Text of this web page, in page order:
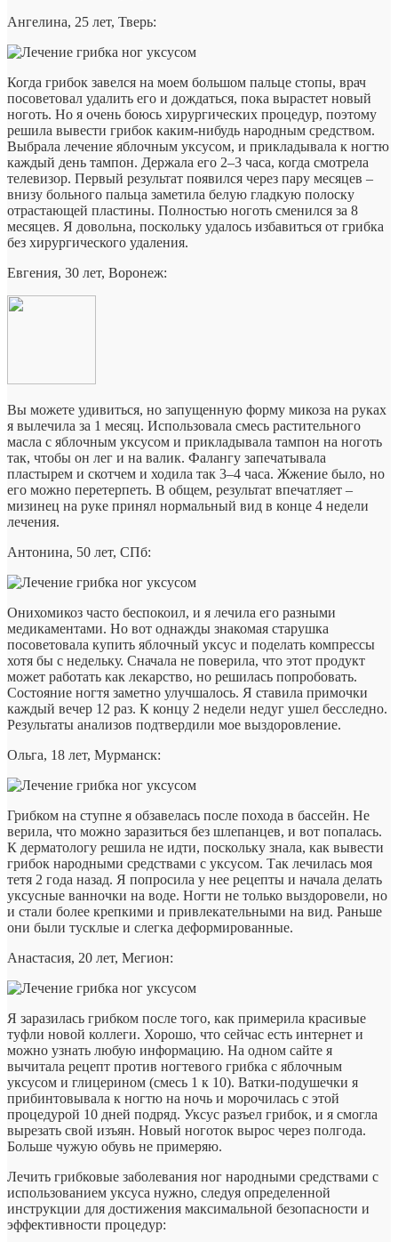
Ангелина, 25 лет, Тверь:
Когда грибок завелся на моем большом пальце стопы, врач
посоветовал удалить его и дождаться, пока вырастет новый
ноготь. Но я очень боюсь хирургических процедур, поэтому
решила вывести грибок каким-нибудь народным средством.
Выбрала лечение яблочным уксусом, и прикладывала к ногтю
каждый день тампон. Держала его 2–3 часа, когда смотрела
телевизор. Первый результат появился через пару месяцев –
внизу больного пальца заметила белую гладкую полоску
отрастающей пластины. Полностью ноготь сменился за 8
месяцев. Я довольна, поскольку удалось избавиться от грибка
без хирургического удаления.
Евгения, 30 лет, Воронеж:
Вы можете удивиться, но запущенную форму микоза на руках
я вылечила за 1 месяц. Использовала смесь растительного
масла с яблочным уксусом и прикладывала тампон на ноготь
так, чтобы он лег и на валик. Фалангу запечатывала
пластырем и скотчем и ходила так 3–4 часа. Жжение было, но
его можно перетерпеть. В общем, результат впечатляет –
мизинец на руке принял нормальный вид в конце 4 недели
лечения.
Антонина, 50 лет, СПб:
Онихомикоз часто беспокоил, и я лечила его разными
медикаментами. Но вот однажды знакомая старушка
посоветовала купить яблочный уксус и поделать компрессы
хотя бы с недельку. Сначала не поверила, что этот продукт
может работать как лекарство, но решилась попробовать.
Состояние ногтя заметно улучшалось. Я ставила примочки
каждый вечер 12 раз. К концу 2 недели недуг ушел бесследно.
Результаты анализов подтвердили мое выздоровление.
Ольга, 18 лет, Мурманск:
Грибком на ступне я обзавелась после похода в бассейн. Не
верила, что можно заразиться без шлепанцев, и вот попалась.
К дерматологу решила не идти, поскольку знала, как вывести
грибок народными средствами с уксусом. Так лечилась моя
тетя 2 года назад. Я попросила у нее рецепты и начала делать
уксусные ванночки на воде. Ногти не только выздоровели, но
и стали более крепкими и привлекательными на вид. Раньше
они были тусклые и слегка деформированные.
Анастасия, 20 лет, Мегион:
Я заразилась грибком после того, как примерила красивые
туфли новой коллеги. Хорошо, что сейчас есть интернет и
можно узнать любую информацию. На одном сайте я
вычитала рецепт против ногтевого грибка с яблочным
уксусом и глицерином (смесь 1 к 10). Ватки-подушечки я
прибинтовывала к ногтю на ночь и морочилась с этой
процедурой 10 дней подряд. Уксус разъел грибок, и я смогла
вырезать свой изъян. Новый ноготок вырос через полгода.
Больше чужую обувь не примеряю.
Лечить грибковые заболевания ног народными средствами с
использованием уксуса нужно, следуя определенной
инструкции для достижения максимальной безопасности и
эффективности процедур: